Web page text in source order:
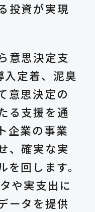
投資が実現
意思決定支
定着、泥臭
意思決定の
る支援を通
企業の事業
、確実な実
回します。
や実支出に
ータを提供